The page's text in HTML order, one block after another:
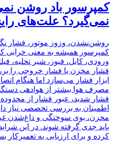
کمپرسور باد روشن
نمی‌گیرد؟ علت‌های
روشن‌نشدن، وزوز موتور، فشار
کمپرسور همیشه به معنی خرابی
ورودی، کابل، فیوز، شیر تخلیه،
فشار مخزن با فشار خروجی را
ابزار فشار می‌سازد اما هنگام
مصرف هوا بیشتر از هوادهی
فشار شدید، عبور فشار از
اطمینان به بررسی تخصصی نیاز
مخزن، بوی سوختگی و داغ‌شدن
باید جدی گرفته شوند. در این
کرده و برای ارزیابی به تعمیرکار